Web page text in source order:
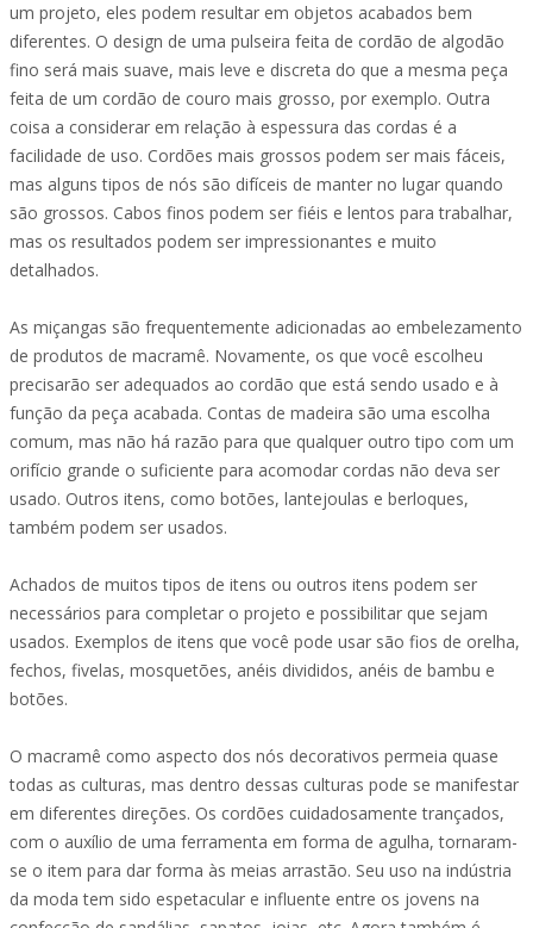
um projeto, eles podem resultar em objetos acabados bem
diferentes. O design de uma pulseira feita de cordão de algodão
fino será mais suave, mais leve e discreta do que a mesma peça
feita de um cordão de couro mais grosso, por exemplo. Outra
coisa a considerar em relação à espessura das cordas é a
facilidade de uso. Cordões mais grossos podem ser mais fáceis,
mas alguns tipos de nós são difíceis de manter no lugar quando
são grossos. Cabos finos podem ser fiéis e lentos para trabalhar,
mas os resultados podem ser impressionantes e muito
detalhados.
As miçangas são frequentemente adicionadas ao embelezamento
de produtos de macramê. Novamente, os que você escolheu
precisarão ser adequados ao cordão que está sendo usado e à
função da peça acabada. Contas de madeira são uma escolha
comum, mas não há razão para que qualquer outro tipo com um
orifício grande o suficiente para acomodar cordas não deva ser
usado. Outros itens, como botões, lantejoulas e berloques,
também podem ser usados.
Achados de muitos tipos de itens ou outros itens podem ser
necessários para completar o projeto e possibilitar que sejam
usados. Exemplos de itens que você pode usar são fios de orelha,
fechos, fivelas, mosquetões, anéis divididos, anéis de bambu e
botões.
O macramê como aspecto dos nós decorativos permeia quase
todas as culturas, mas dentro dessas culturas pode se manifestar
em diferentes direções. Os cordões cuidadosamente trançados,
com o auxílio de uma ferramenta em forma de agulha, tornaram-
se o item para dar forma às meias arrastão. Seu uso na indústria
da moda tem sido espetacular e influente entre os jovens na